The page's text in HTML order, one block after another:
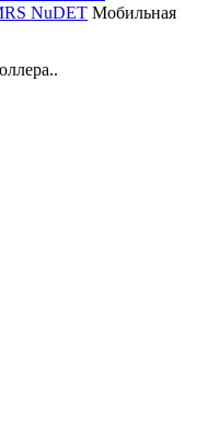
NuDET Мобильная